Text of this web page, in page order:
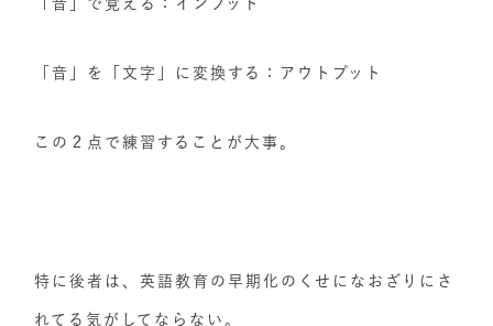
「音」で覚える：インプット
「音」を「文字」に変換する：アウトプット
この２点で練習することが大事。
特に後者は、英語教育の早期化のくせになおざりにさ
れてる気がしてならない。